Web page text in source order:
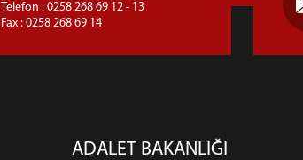
Telefon : 0258 268 69 12 - 13
Fax : 0258 268 69 14
ADALET BAKANLIĞI